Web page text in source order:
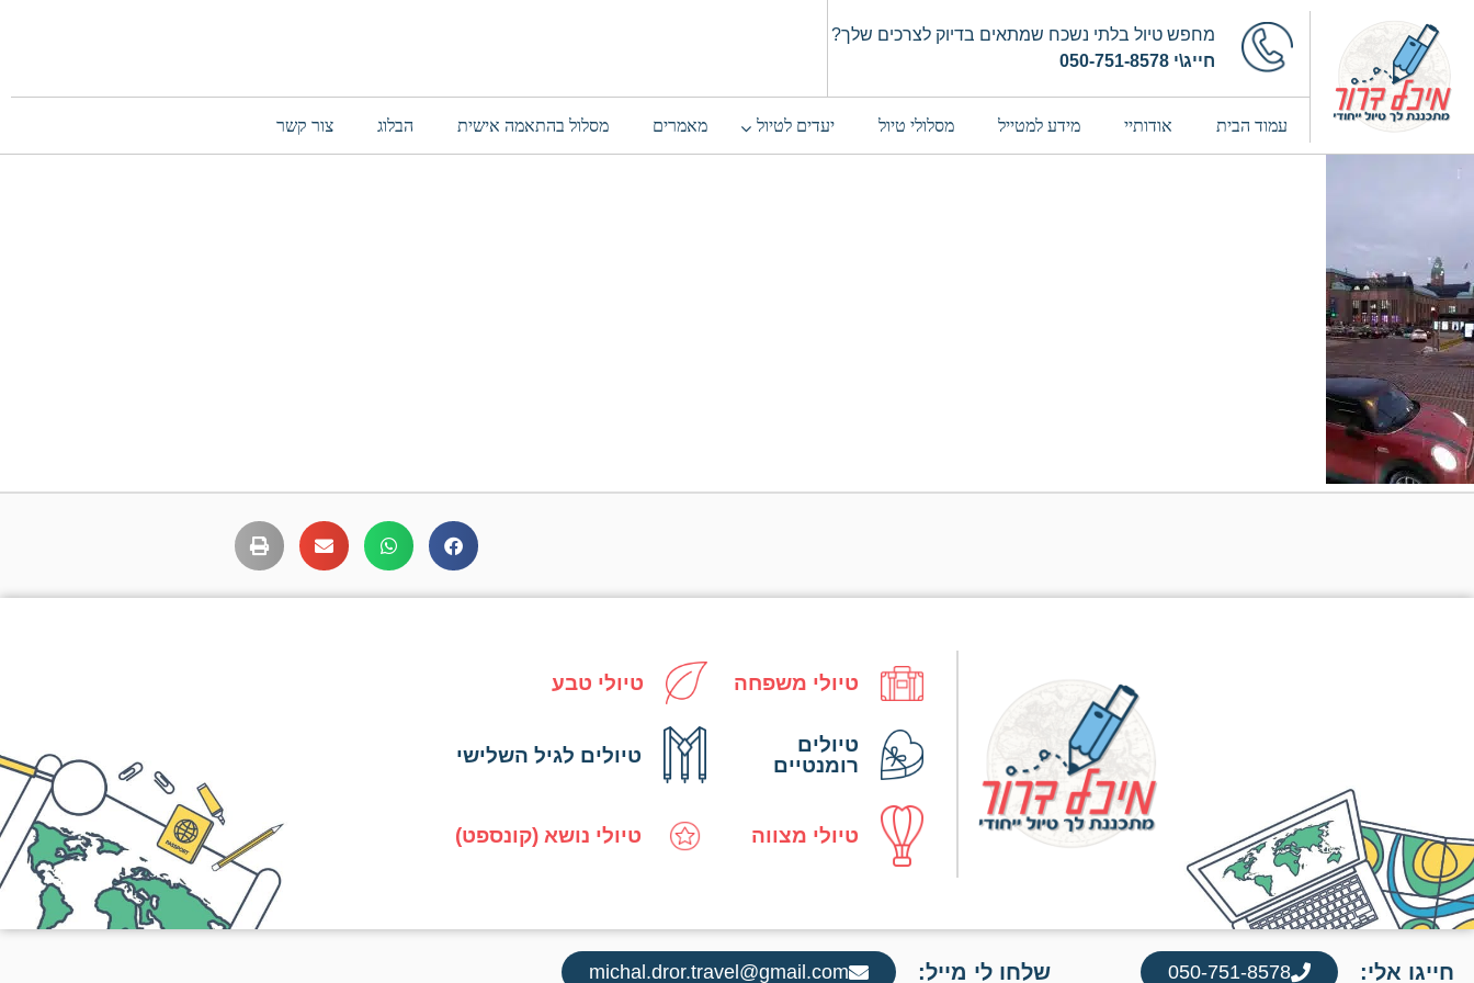
מחפש טיול בלתי נשכח שמתאים בדיוק לצרכים שלך?
חייג\י 050-751-8578
עמוד הבית אודותיי מידע למטייל מסלולי טיול יעדים לטיול מאמרים מסלול בהתאמה אישית הבלוג צור קשר
טיולי משפחה טיולי טבע
טיולים
רומנטיים
טיולים לגיל השלישי
טיולי מצווה טיולי נושא (קונספט)
חייגו אלי: 050-751-8578 שלחו לי מייל: michal.dror.travel@gmail.com